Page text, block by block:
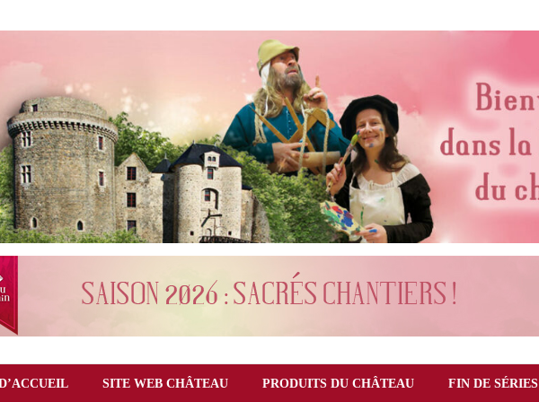
SITE WEB CHÂTEAU PRODUITS DU CHÂTEAU FIN DE SÉRIES